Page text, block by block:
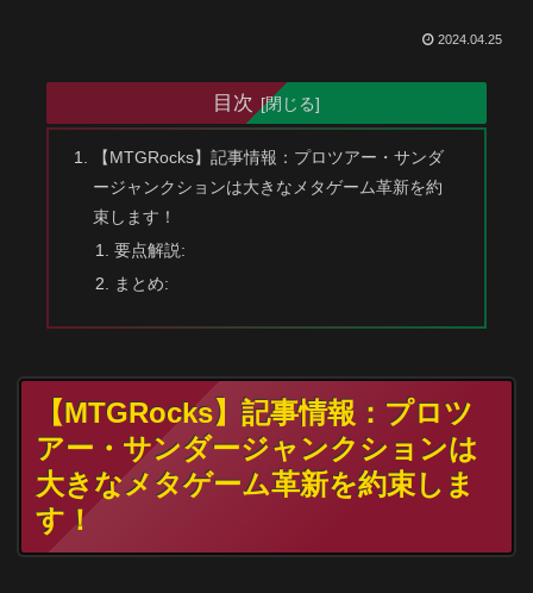
2024.04.25
目次
【MTGRocks】記事情報：プロツアー・サンダ
ージャンクションは大きなメタゲーム革新を約
束します！
要点解説:
まとめ:
【MTGRocks】記事情報：プロツ
アー・サンダージャンクションは
大きなメタゲーム革新を約束しま
す！